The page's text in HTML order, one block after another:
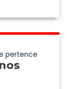
pertence